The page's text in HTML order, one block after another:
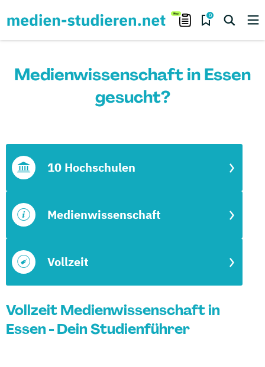
0
Medienwissenschaft in Essen
gesucht?
Vollzeit
Medienwissenschaft
10 Hochschulen
Vollzeit Medienwissenschaft in
Essen - Dein Studienführer